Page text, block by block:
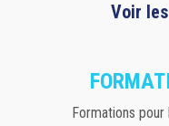
Voir
Formations